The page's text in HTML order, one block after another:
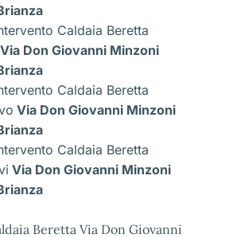
Caldaia Beretta
Via Don Giovanni Minzoni
Caldaia Beretta
Via Don Giovanni Minzoni
Caldaia Beretta
Via Don Giovanni Minzoni
Beretta Via Don Giovanni